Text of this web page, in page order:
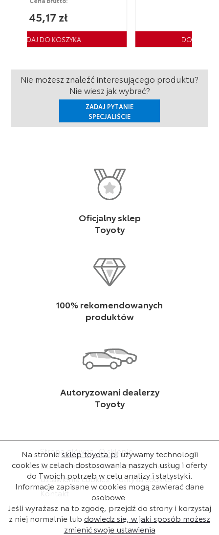
Nie możesz znaleźć interesującego produktu?
Nie wiesz jak wybrać?
ZADAJ PYTANIE
SPECJALIŚCIE
Oficjalny sklep
Toyoty
100% rekomendowanych
produktów
Autoryzowani dealerzy
Toyoty
Strona główna O sklepie
Dla dealera Baza wiedzy Regulamin
Ustawienia cookies Polityka cookies
Kontakt
Na stroniesklep.toyota.pl używamy technologii
cookies w celach dostosowania naszych usług i oferty
do Twoich potrzeb w celu analizy i statystyki.
Informacje zapisane w cookies mogą zawierać dane
osobowe.
Jeśli wyrażasz na to zgodę, przejdź do strony i korzystaj
z niej normalnie lub dowiedz się, w jaki sposób możesz
zmienić swoje ustawienia